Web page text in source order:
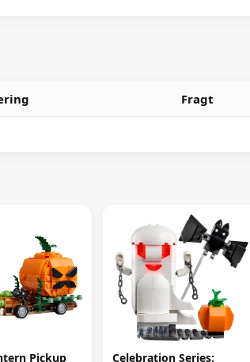
Fragt
Pickup Celebration Series: